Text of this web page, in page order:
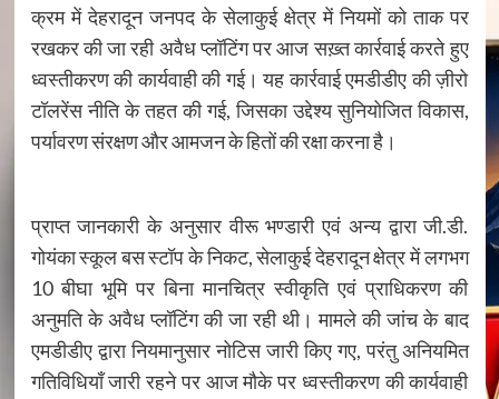
क्रम में देहरादून जनपद के सेलाकुई क्षेत्र में नियमों को ताक पर
रखकर की जा रही अवैध प्लॉटिंग पर आज सख़्त कार्रवाई करते हुए
ध्वस्तीकरण की कार्यवाही की गई। यह कार्रवाई एमडीडीए की ज़ीरो
टॉलरेंस नीति के तहत की गई, जिसका उद्देश्य सुनियोजित विकास,
पर्यावरण संरक्षण और आमजन के हितों की रक्षा करना है।
प्राप्त जानकारी के अनुसार वीरू भण्डारी एवं अन्य द्वारा जी.डी.
गोयंका स्कूल बस स्टॉप के निकट, सेलाकुई देहरादून क्षेत्र में लगभग
10 बीघा भूमि पर बिना मानचित्र स्वीकृति एवं प्राधिकरण की
अनुमति के अवैध प्लॉटिंग की जा रही थी। मामले की जांच के बाद
एमडीडीए द्वारा नियमानुसार नोटिस जारी किए गए, परंतु अनियमित
गतिविधियाँ जारी रहने पर आज मौके पर ध्वस्तीकरण की कार्यवाही